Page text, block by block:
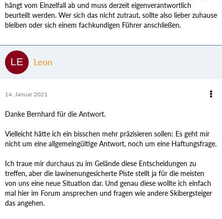
hängt vom Einzelfall ab und muss derzeit eigenverantwortlich
beurteilt werden. Wer sich das nicht zutraut, sollte also lieber zuhause
bleiben oder sich einem fachkundigen Führer anschließen.
Leon
14. Januar 2021
Danke Bernhard für die Antwort.
Vielleicht hätte ich ein bisschen mehr präzisieren sollen: Es geht mir
nicht um eine allgemeingültige Antwort, noch um eine Haftungsfrage.
Ich traue mir durchaus zu im Gelände diese Entscheidungen zu
treffen, aber die lawinenungesicherte Piste stellt ja für die meisten
von uns eine neue Situation dar. Und genau diese wollte ich einfach
mal hier im Forum ansprechen und fragen wie andere Skibergsteiger
das angehen.